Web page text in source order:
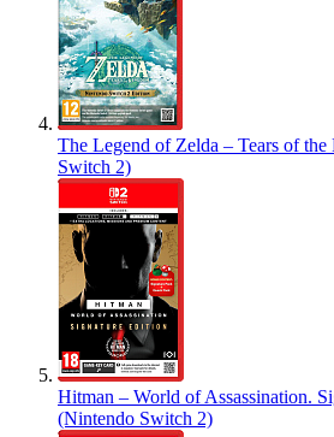
The Legend of Zelda – Tears of
Switch 2)
Hitman – World of Assassination.
(Nintendo Switch 2)